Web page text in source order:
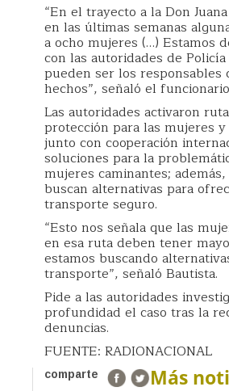
“En el trayecto a la Don
en las últimas semanas
a ocho mujeres (…) Estamos
con las autoridades de
pueden ser los responsables
hechos”, señaló el
Las autoridades activaron
protección para las mujeres
junto con cooperación
soluciones para la
mujeres caminantes;
buscan alternativas para
transporte seguro.
“Esto nos señala que las
en esa ruta deben tener
estamos buscando
transporte”, señaló Bautista.
Pide a las autoridades
profundidad el caso tras la
denuncias.
FUENTE: RADIONACIONAL
comparte Más